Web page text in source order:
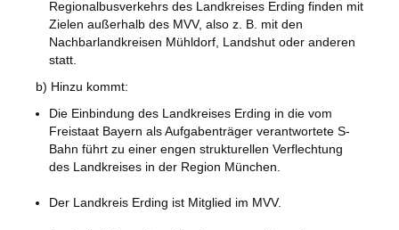
Regionalbusverkehrs des Landkreises Erding finden mit
Zielen außerhalb des MVV, also z. B. mit den
Nachbarlandkreisen Mühldorf, Landshut oder anderen
statt.
b) Hinzu kommt:
Die Einbindung des Landkreises Erding in die vom
Freistaat Bayern als Aufgabenträger verantwortete S-
Bahn führt zu einer engen strukturellen Verflechtung
des Landkreises in der Region München.
Der Landkreis Erding ist Mitglied im MVV.